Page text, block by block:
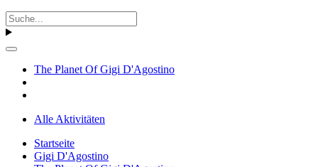
The Planet Of Gigi D'Agostino
Alle Aktivitäten
Startseite
Gigi D'Agostino